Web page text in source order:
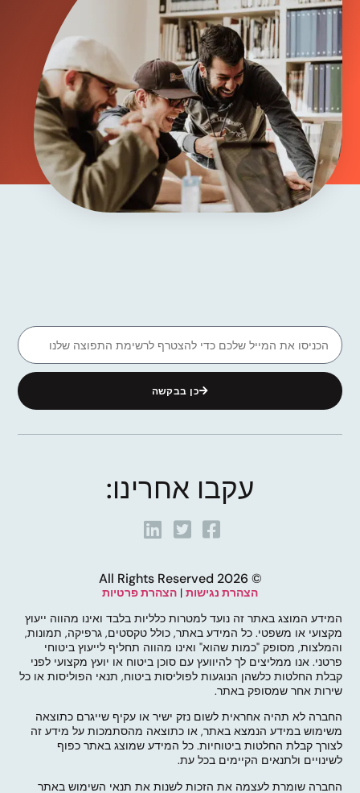
כן בבקשה
עקבו אחרינו:
© 2026 All Rights Reserved
הצהרת נגישות | הצהרת פרטיות
המידע המוצג באתר זה נועד למטרות כלליות בלבד ואינו מהווה ייעוץ
מקצועי או משפטי. כל המידע באתר, כולל טקסטים, גרפיקה, תמונות,
והמלצות, מסופק "כמות שהוא" ואינו מהווה תחליף לייעוץ ביטוחי
פרטני. אנו ממליצים לך להיוועץ עם סוכן ביטוח או יועץ מקצועי לפני
קבלת החלטות כלשהן הנוגעות לפוליסות ביטוח, תנאי הפוליסות או כל
שירות אחר שמסופק באתר.
החברה לא תהיה אחראית לשום נזק ישיר או עקיף שייגרם כתוצאה
משימוש במידע הנמצא באתר, או כתוצאה מהסתמכות על מידע זה
לצורך קבלת החלטות ביטוחיות. כל המידע שמוצג באתר כפוף
לשינויים ולתנאים הקיימים בכל עת.
החברה שומרת לעצמה את הזכות לשנות את תנאי השימוש באתר